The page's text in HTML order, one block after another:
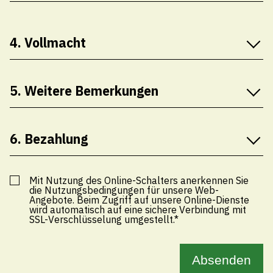
Grundeigentümer/in *
Grund der Bestellung / Interessen-Nachweis*
Strasse / Nr.*
PLZ*
Ort*
Strasse / Nr.
4. Vollmacht
5. Weitere Bemerkungen
6. Bezahlung
Preis Fr. 0.00
zahlbar mittels Rechnung oder online (Kreditkarte,
Twint, usw.)
Zahlungsart*
Mit Nutzung des Online-Schalters anerkennen Sie
die Nutzungsbedingungen für unsere Web-
Angebote. Beim Zugriff auf unsere Online-Dienste
wird automatisch auf eine sichere Verbindung mit
SSL-Verschlüsselung umgestellt.*
Absenden
Schule